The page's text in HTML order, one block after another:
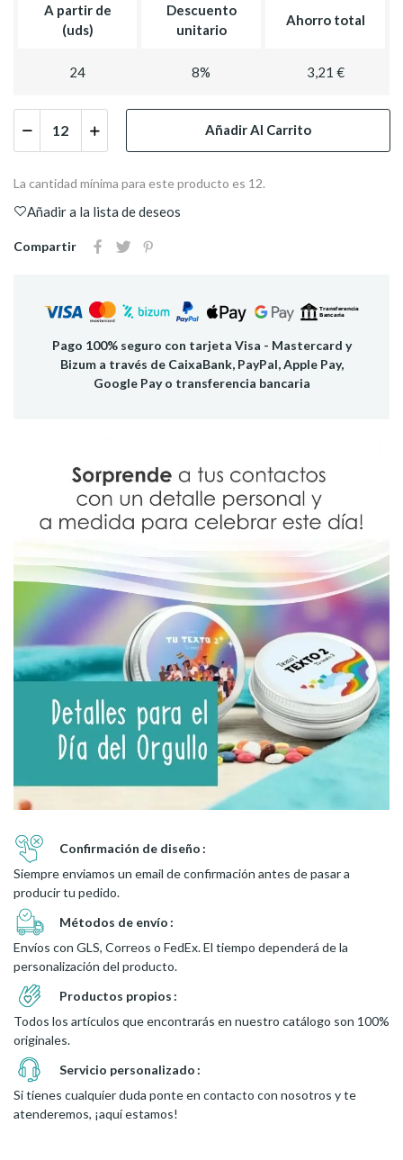
A partir de
(uds)
Descuento
unitario
Ahorro total
24 8% 3,21 €
Añadir Al Carrito
La cantidad mínima para este producto es 12.
Añadir a la lista de deseos
Compartir
Pago 100% seguro con tarjeta Visa - Mastercard y
Bizum a través de CaixaBank, PayPal, Apple Pay,
Google Pay o transferencia bancaria
Confirmación de diseño
Siempre enviamos un email de confirmación antes de pasar a
producir tu pedido.
Métodos de envío
Envíos con GLS, Correos o FedEx. El tiempo dependerá de la
personalización del producto.
Productos propios
Todos los artículos que encontrarás en nuestro catálogo son 100%
originales.
Servicio personalizado
Si tienes cualquier duda ponte en contacto con nosotros y te
atenderemos, ¡aquí estamos!